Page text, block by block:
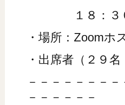
１８：３０
・場所：Zoomホ
・出席者（２９
－－－－－－－
－－－－－－